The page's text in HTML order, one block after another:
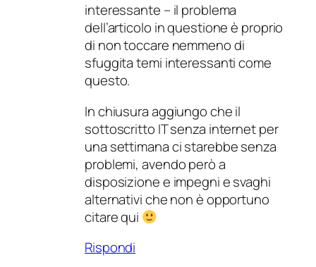
interessante – il problema
dell’articolo in questione è proprio
di non toccare nemmeno di
sfuggita temi interessanti come
questo.
In chiusura aggiungo che il
sottoscritto IT senza internet per
una settimana ci starebbe senza
problemi, avendo però a
disposizione e impegni e svaghi
alternativi che non è opportuno
citare qui
Rispondi